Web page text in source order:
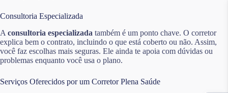
Consultoria Especializada
A consultoria especializada também é um ponto chave. O corretor
explica bem o contrato, incluindo o que está coberto ou não. Assim,
você faz escolhas mais seguras. Ele ainda te apoia com dúvidas ou
problemas enquanto você usa o plano.
Serviços Oferecidos por um Corretor Plena Saúde